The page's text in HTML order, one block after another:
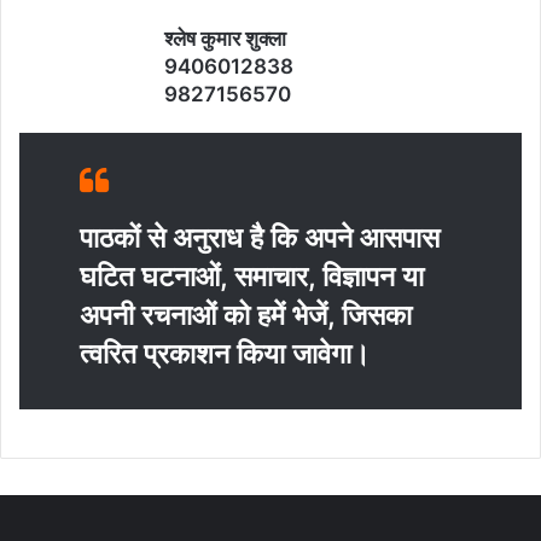
श्‍लेष कुमार शुक्‍ला
9406012838
9827156570
पाठकों से अनुराध है कि अपने आसपास
घटित घटनाओं, समाचार, विज्ञापन या
अपनी रचनाओं को हमें भेजें, जिसका
त्‍वरित प्रकाशन किया जावेगा।